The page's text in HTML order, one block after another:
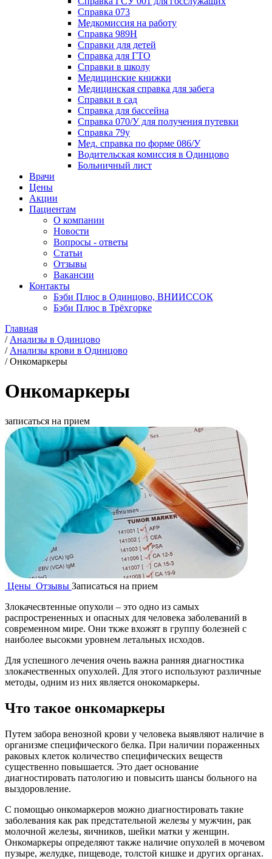
Справка 073
Медкомиссия на работу
Справка 989Н
Справки для детей
Справка для ГТО
Справки в школу
Медицинские книжки
Медицинская справка для забега
Справки в сад
Справка для бассейна
Справка 070/У для получения путевки
Справка 79у
Мед. справка по форме 086/У
Водительская комиссия в Одинцово
Больничный лист
Врачи
Цены
Акции
Пациентам
О компании
Новости
Вопросы - ответы
Статьи
Отзывы
Вакансии
Контакты
Бэби Плюс в Одинцово, ВНИИССОК
Бэби Плюс в Трёхгорке
Главная
/ Анализы в Одинцово
/ Анализы крови в Одинцово
/ Онкомаркеры
Онкомаркеры
записаться на прием
Цены Отзывы Записаться на прием
Злокачесвтенные опухоли – это одно из самых
распрострененных и опасных для человека заболеваний в
современном мире. Они ткже вхожят в группу болезней с
наиболее высокми уровнем летальных исходов.
Для успешного лечения очень важна ранняя диагностика
злокачественных опухолей. Для этого используют различные
методы, одним из них является онокомаркеры.
Что такое онкомаркеры
Путем забора венозной крови у человека выявляют наличие в
организме специфического белка. При наличии пораженных
раковых клеток количество специфических веществ
существенно повышается. Это дает основание
диагностировать патологию и повысить шансы больного на
выздоровление.
С помощью онкомаркеров можно диагностировать такие
заболевания как рак предстательной железы у мужчин, рак
молочной железы, яичников, шейки матки у женщин.
Онкомаркеры определяют также наличие опухолей в мочевом
пузыре, желудке, пищеводе, толстой кишке и других органах.